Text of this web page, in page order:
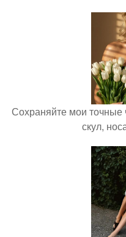
Сохраняйте мои
скул,